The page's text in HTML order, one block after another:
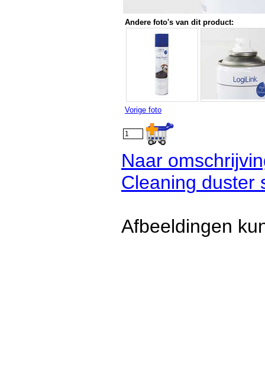
Andere foto's van dit product:
Vorige foto
Naar
Cleaning duster
Afbeeldingen